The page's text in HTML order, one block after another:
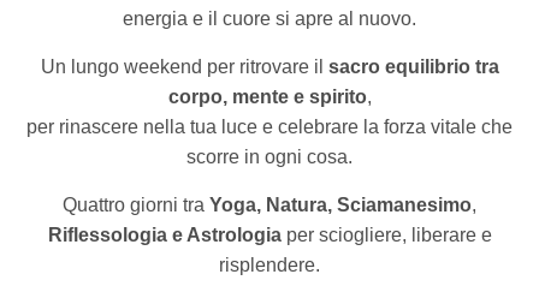
energia e il cuore si apre al nuovo.
Un lungo weekend per ritrovare il sacro equilibrio tra
corpo, mente e spirito,
per rinascere nella tua luce e celebrare la forza vitale che
scorre in ogni cosa.
Quattro giorni tra Yoga, Natura, Sciamanesimo,
Riflessologia e Astrologia per sciogliere, liberare e
risplendere.